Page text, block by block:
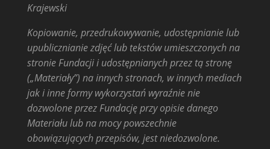
Krajewski
Kopiowanie, przedrukowywanie, udostępnianie lub
upublicznianie zdjęć lub tekstów umieszczonych na
stronie Fundacji i udostępnianych przez tą stronę
(„Materiały”) na innych stronach, w innych mediach
jak i inne formy wykorzystań wyraźnie nie
dozwolone przez Fundację przy opisie danego
Materiału lub na mocy powszechnie
obowiązujących przepisów, jest niedozwolone.